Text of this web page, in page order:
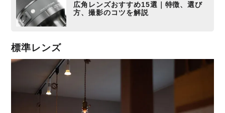
広角レンズおすすめ15選｜特徴、選び
方、撮影のコツを解説
標準レンズ